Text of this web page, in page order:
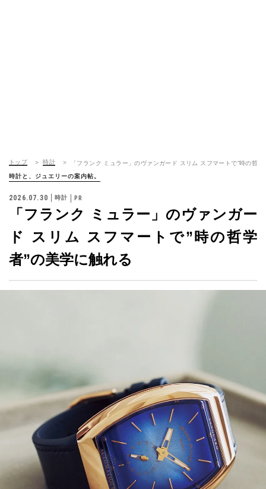
トップ 時計 「フランク ミュラー」のヴァンガード スリム スフマートで”時の哲学
時計と、ジュエリーの案内帖。
2026.07.30 時計
「フランク ミュラー」のヴァンガー
ド スリム スフマートで”時の哲学
者”の美学に触れる